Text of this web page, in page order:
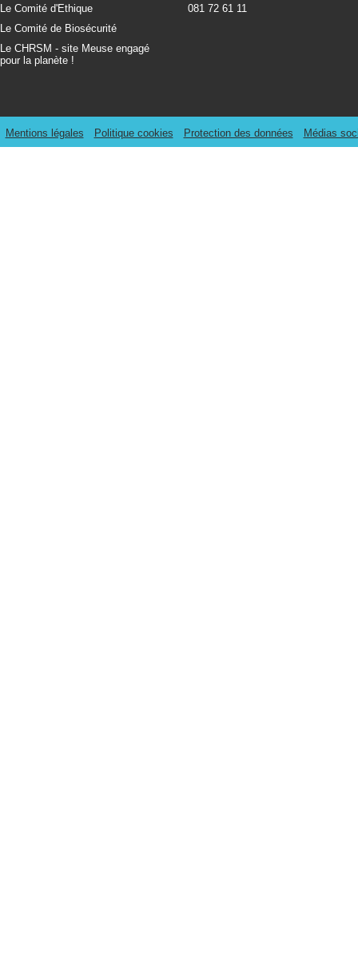
Le Comité d'Ethique
Le Comité de Biosécurité
Le CHRSM - site Meuse engagé
pour la planète !
081 72 61 11
Mentions légales Politique cookies Protection des données Médias